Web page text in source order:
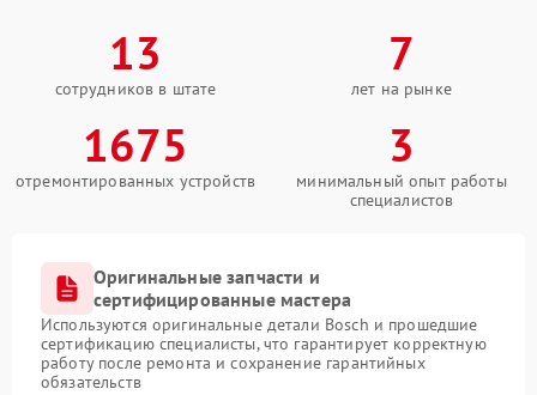
13
сотрудников в штате
7
лет на рынке
1675
отремонтированных устройств
3
минимальный опыт работы
специалистов
Оригинальные запчасти и
сертифицированные мастера
Используются оригинальные детали Bosch и прошедшие
сертификацию специалисты, что гарантирует корректную
работу после ремонта и сохранение гарантийных
обязательств